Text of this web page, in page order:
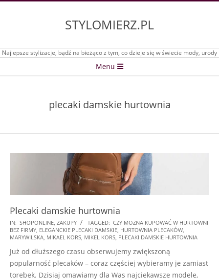
STYLOMIERZ.PL
Najlepsze stylizacje, bądź na bieżąco z tym, co dzieje się w świecie mody, urody
Menu
plecaki damskie hurtownia
Plecaki damskie hurtownia
2025-
02-
IN: SHOPONLINE ZAKUPY TAGGED: CZY MOŻNA KUPOWAĆ W HURTOWNI
BEZ FIRMY ELEGANCKIE PLECAKI DAMSKIE HURTOWNIA PLECAKÓW
MARYWILSKA MIKAEL KORS MIKEL KORS PLECAKI DAMSKIE HURTOWNIA
Już od dłuższego czasu obserwujemy zwiększoną
popularność plecaków – coraz częściej wybieramy je zamiast
torebek. Dzisiaj omawiamy dla Was najciekawsze modele,